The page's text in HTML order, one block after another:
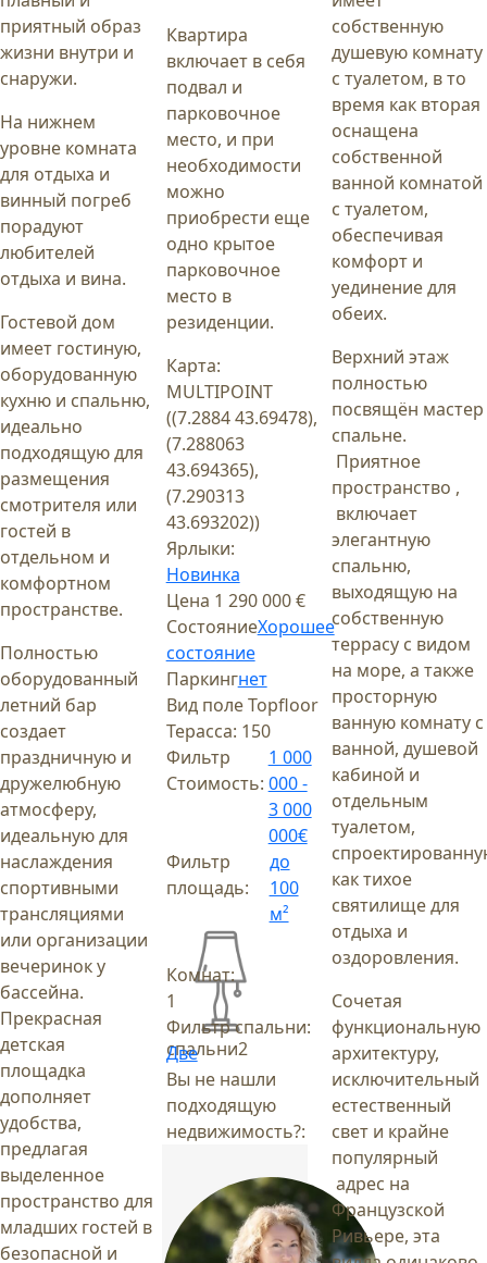
приятный образ
жизни внутри и
снаружи.
На нижнем
уровне комната
для отдыха и
винный погреб
порадуют
любителей
отдыха и вина.
Гостевой дом
имеет гостиную,
оборудованную
кухню и спальню,
идеально
подходящую для
размещения
смотрителя или
гостей в
отдельном и
комфортном
пространстве.
Полностью
оборудованный
летний бар
создает
праздничную и
дружелюбную
атмосферу,
идеальную для
наслаждения
спортивными
трансляциями
или организации
вечеринок у
бассейна.
Прекрасная
детская
площадка
дополняет
удобства,
предлагая
выделенное
пространство для
младших гостей в
безопасной и
Квартира
включает в себя
подвал и
парковочное
место, и при
необходимости
можно
приобрести еще
одно крытое
парковочное
место в
резиденции.
Карта:
MULTIPOINT
((7.2884 43.69478),
(7.288063
43.694365),
(7.290313
43.693202))
Ярлыки:
Новинка
Цена 1 290 000 €
СостояниеХорошее
состояние
Паркингнет
Вид полеTopfloor
Терасса: 150
Фильтр
Стоимость:
1 000
000 -
3 000
000€
Фильтр
площадь:
до
100
м²
спальни2
Комнат:
1
Фильтр спальни:
Две
Вы не нашли
подходящую
недвижимость?:
собственную
душевую комнату
с туалетом, в то
время как вторая
оснащена
собственной
ванной комнатой
с туалетом,
обеспечивая
комфорт и
уединение для
обеих.
Верхний этаж
полностью
посвящён мастер
спальне.
Приятное
пространство ,
включает
элегантную
спальню,
выходящую на
собственную
террасу с видом
на море, а также
просторную
ванную комнату с
ванной, душевой
кабиной и
отдельным
туалетом,
как тихое
святилище для
отдыха и
оздоровления.
Сочетая
функциональную
архитектуру,
исключительный
естественный
свет и крайне
популярный
адрес на
Французской
Ривьере, эта